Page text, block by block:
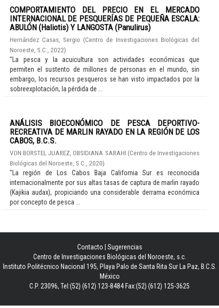
COMPORTAMIENTO DEL PRECIO EN EL MERCADO
INTERNACIONAL DE PESQUERÍAS DE PEQUEÑA ESCALA:
ABULÓN (Haliotis) Y LANGOSTA (Panulirus)
Hernández Casas, Sergio (Centro de Investigaciones Biológicas del
Noroeste, S.C.
2022)
"La pesca y la acuicultura son actividades económicas que
permiten el sustento de millones de personas en el mundo, sin
embargo, los recursos pesqueros se han visto impactados por la
sobreexplotación, la pérdida de ...
ANÁLISIS BIOECONÓMICO DE PESCA DEPORTIVO-
RECREATIVA DE MARLIN RAYADO EN LA REGIÓN DE LOS
CABOS, B.C.S.
VON BORSTEL JUAREZ, OBSIDIANA SARAHI (Centro de Investigaciones
Biológicas del Noroeste, S.C.
2020)
"La región de Los Cabos Baja California Sur es reconocida
internacionalmente por sus altas tasas de captura de marlin rayado
(Kajikia audax), propiciando una considerable derrama económica
por concepto de pesca ...
Contacto
Sugerencias
Centro de Investigaciones Biológicas del Noroeste, s.c.
Instituto Politécnico Nacional 195, Playa Palo de Santa Rita Sur La Paz, B.C.S.
México
C.P. 23096, Tel:(52) (612) 123-8484 Fax:(52) (612) 125-3625